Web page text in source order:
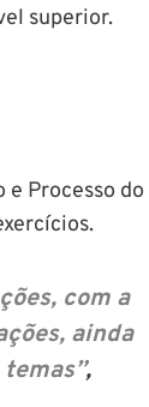
superior.
e Processo do
com a
ainda
”,